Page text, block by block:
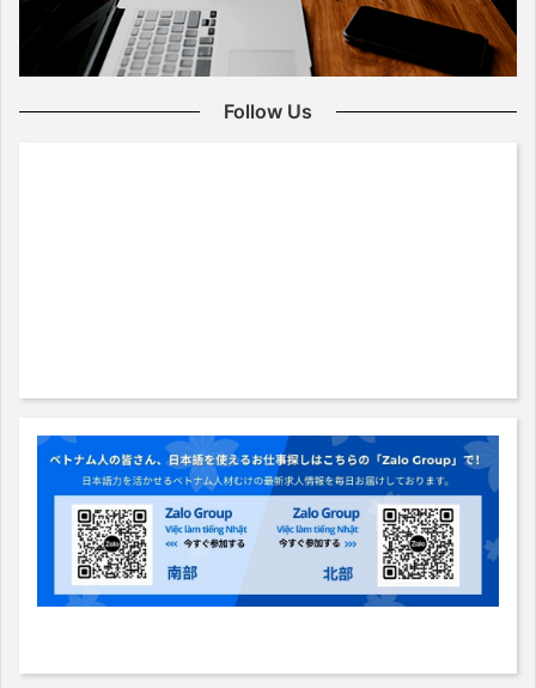
Follow Us